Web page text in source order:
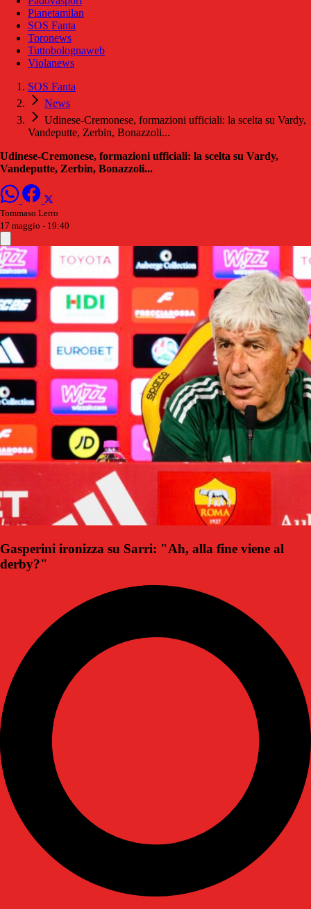
Pianetamilan
SOS Fanta
Toronews
Tuttobolognaweb
Violanews
SOS Fanta
News
Udinese-Cremonese, formazioni ufficiali: la scelta su Vardy,
Vandeputte, Zerbin, Bonazzoli...
Udinese-Cremonese, formazioni ufficiali: la scelta su Vardy,
Vandeputte, Zerbin, Bonazzoli...
Tommaso Lerro
17 maggio - 19:40
Gasperini ironizza su Sarri: "Ah, alla fine viene al
derby?"